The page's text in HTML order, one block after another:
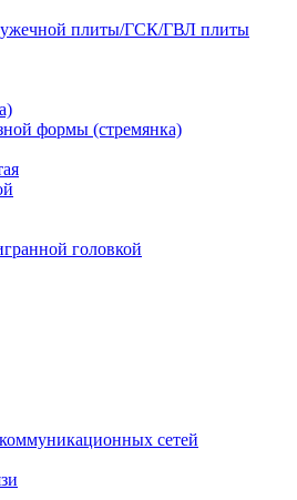
плиты/ГСК/ГВЛ плиты
формы (стремянка)
головкой
сетей